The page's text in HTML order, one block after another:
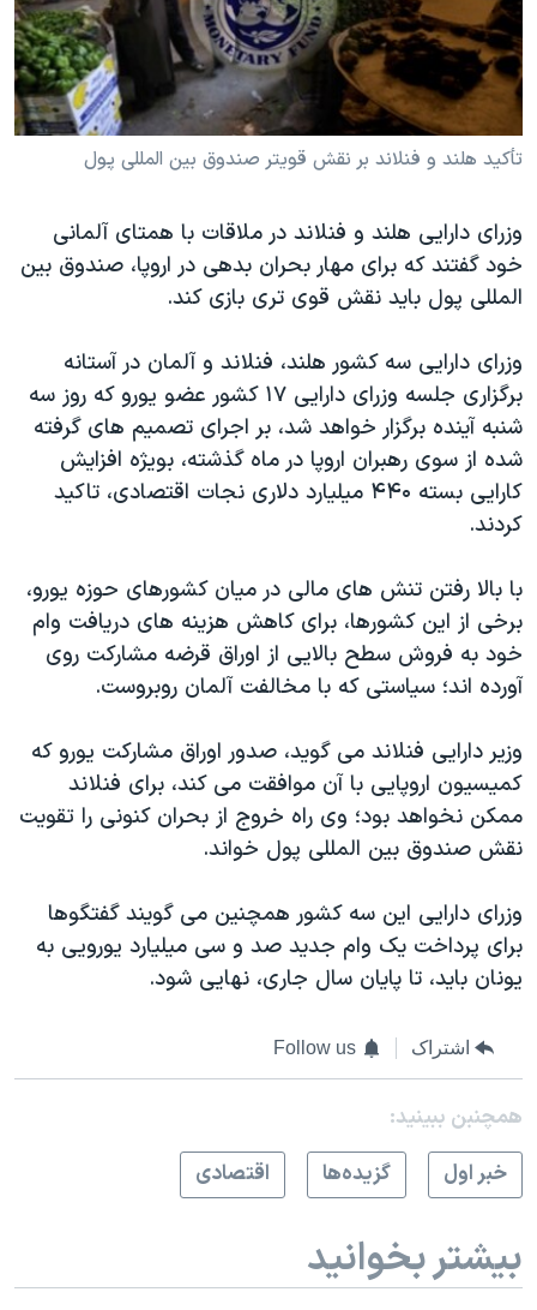
فرهنگ و زندگی
حقوق شهروندی
اقتصادی
علم و فناوری
گالری عکس
آرشیو پخش زنده
مستندها
انتخابات ریاست جمهوری آمریکا ۲۰۲۴
حمله جمهوری اسلامی به اسرائیل
رمز مهسا
اعتراضات زن، زندگی، آزادی
مجموعه مستندهای دادخواهی
دادگاه حمید نوری
چهل سال گروگان‌گیری
قانون شفافیت دارائی کادر رهبری ایران
اعتراضات مردمی آبان ۹۸
نرگس محمدی برنده جایزه نوبل صلح
همایش محافظه‌کاران آمریکا «سی‌پک»
صفحه‌های ویژه
دنبال کنید
تأکيد هلند و فنلاند بر نقش قویتر صندوق بين المللی پول
وزرای دارايی هلند و فنلاند در ملاقات با همتای آلمانی
خود گفتند که برای مهار بحران بدهی در اروپا، صندوق بين
المللی پول بايد نقش قوی تری بازی کند.
وزرای دارايی سه کشور هلند، فنلاند و آلمان در آستانه
برگزاری جلسه وزرای دارايی ۱۷ کشور عضو يورو که روز سه
شنبه آينده برگزار خواهد شد، بر اجرای تصميم های گرفته
شده از سوی رهبران اروپا در ماه گذشته، بويژه افزايش
کارايی بسته ۴۴۰ ميليارد دلاری نجات اقتصادی، تاکيد
کردند.
با بالا رفتن تنش های مالی در ميان کشورهای حوزه يورو،
برخی از اين کشورها، برای کاهش هزينه های دريافت وام
خود به فروش سطح بالايی از اوراق قرضه مشارکت روی
آورده اند؛ سياستی که با مخالفت آلمان روبروست.
وزير دارايی فنلاند می گويد، صدور اوراق مشارکت يورو که
کميسيون اروپايی با آن موافقت می کند، برای فنلاند
ممکن نخواهد بود؛ وی راه خروج از بحران کنونی را تقويت
نقش صندوق بين المللی پول خواند.
وزرای دارايی اين سه کشور همچنين می گويند گفتگوها
برای پرداخت يک وام جديد صد و سی ميليارد يورويی به
يونان بايد، تا پايان سال جاری، نهايی شود.
اشتراک Follow us
همچنبن ببینید:
خبر اول
گزيده‌ها اقتصادی
بیشتر بخوانید